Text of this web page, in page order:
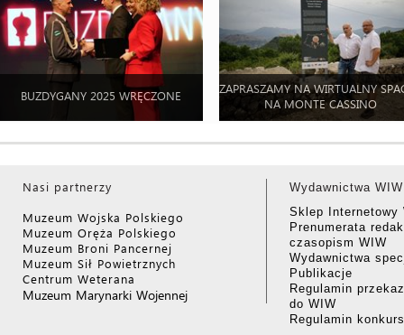
BUZDYGANY 2025 WRĘCZONE
ZAPRASZAMY NA WIRTUALNY
NA MONTE CASSINO
Nasi partnerzy
Muzeum Wojska Polskiego
Muzeum Oręża Polskiego
Muzeum Broni Pancernej
Muzeum Sił Powietrznych
Centrum Weterana
Muzeum Marynarki Wojennej
Wydawnictwa WIW
Sklep Internetowy
Prenumerata
czasopism WIW
Wydawnictwa
Publikacje
Regulamin
do WIW
Regulamin